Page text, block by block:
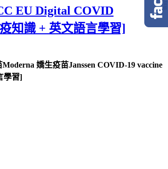
EU Digital COVID
知識 + 英文語言學習]
嬌生疫苗Janssen COVID-19 vaccine
學習]